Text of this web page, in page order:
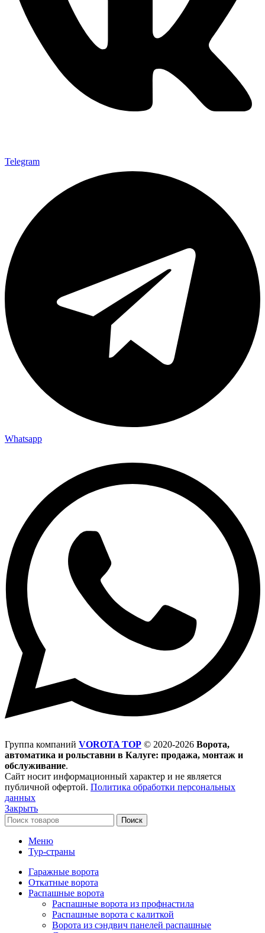
Telegram
Whatsapp
Группа компаний VOROTA TOP © 2020-2026 Ворота,
автоматика и рольставни в Калуге: продажа, монтаж и
обслуживание.
Сайт носит информационный характер и не является
публичной офертой. Политика обработки персональных
данных
Закрыть
Поиск
Меню
Тур-страны
Гаражные ворота
Откатные ворота
Распашные ворота
Распашные ворота из профнастила
Распашные ворота с калиткой
Ворота из сэндвич панелей распашные